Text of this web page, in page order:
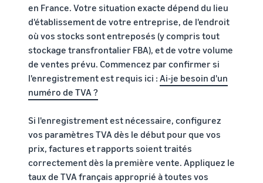
en France. Votre situation exacte dépend du lieu
d'établissement de votre entreprise, de l'endroit
où vos stocks sont entreposés (y compris tout
stockage transfrontalier FBA), et de votre volume
de ventes prévu. Commencez par confirmer si
l'enregistrement est requis ici : Ai-je besoin d'un
numéro de TVA ?
Si l'enregistrement est nécessaire, configurez
vos paramètres TVA dès le début pour que vos
prix, factures et rapports soient traités
correctement dès la première vente. Appliquez le
taux de TVA français approprié à toutes vos